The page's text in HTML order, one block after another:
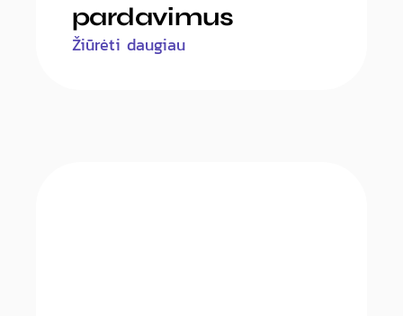
pardavimus
Žiūrėti daugiau